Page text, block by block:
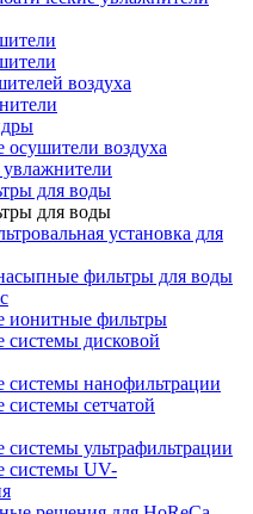
воздуха
воздуха
увлажнители
для воды
для воды
установка для
фильтры для воды
фильтры
дисковой
нанофильтрации
сетчатой
ультрафильтрации
UV-